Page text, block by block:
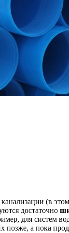
(в
достаточно
для систем
позже, а пока